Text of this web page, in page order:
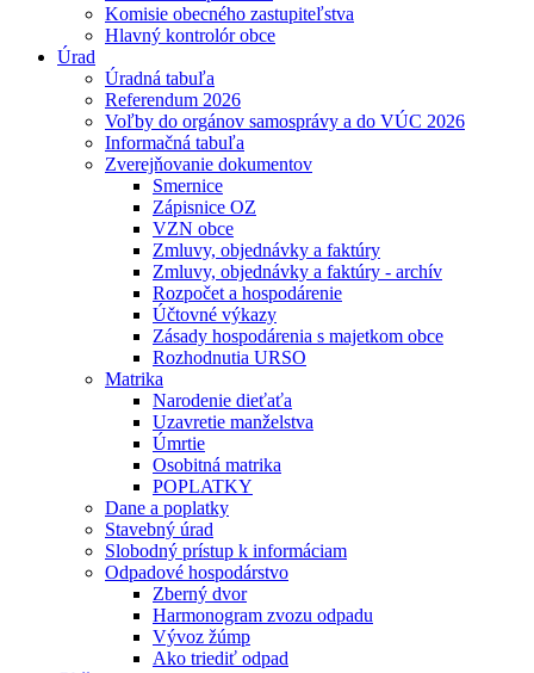
Komisie obecného zastupiteľstva
Hlavný kontrolór obce
Úrad
Úradná tabuľa
Referendum 2026
Voľby do orgánov samosprávy a do VÚC 2026
Informačná tabuľa
Zverejňovanie dokumentov
Smernice
Zápisnice OZ
VZN obce
Zmluvy, objednávky a faktúry
Zmluvy, objednávky a faktúry - archív
Rozpočet a hospodárenie
Účtovné výkazy
Zásady hospodárenia s majetkom obce
Rozhodnutia URSO
Matrika
Narodenie dieťaťa
Uzavretie manželstva
Úmrtie
Osobitná matrika
POPLATKY
Dane a poplatky
Stavebný úrad
Slobodný prístup k informáciam
Odpadové hospodárstvo
Zberný dvor
Harmonogram zvozu odpadu
Vývoz žúmp
Ako triediť odpad